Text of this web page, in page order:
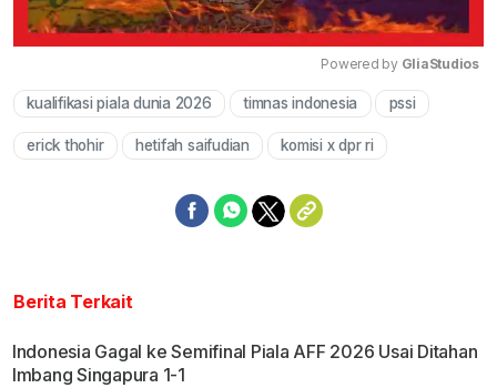
Mute
Powered by GliaStudios
kualifikasi piala dunia 2026 timnas indonesia pssi
erick thohir hetifah saifudian komisi x dpr ri
Berita Terkait
Indonesia Gagal ke Semifinal Piala AFF 2026 Usai Ditahan
Imbang Singapura 1-1